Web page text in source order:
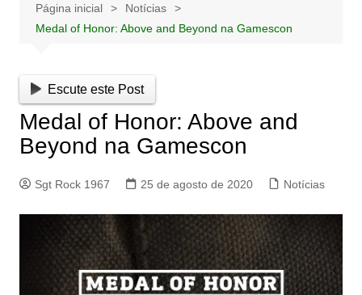
Página inicial
Notícias
Medal of Honor: Above and Beyond na Gamescon
Escute este Post
Medal of Honor: Above and
Beyond na Gamescon
Sgt Rock 1967 25 de agosto de 2020 Notícias